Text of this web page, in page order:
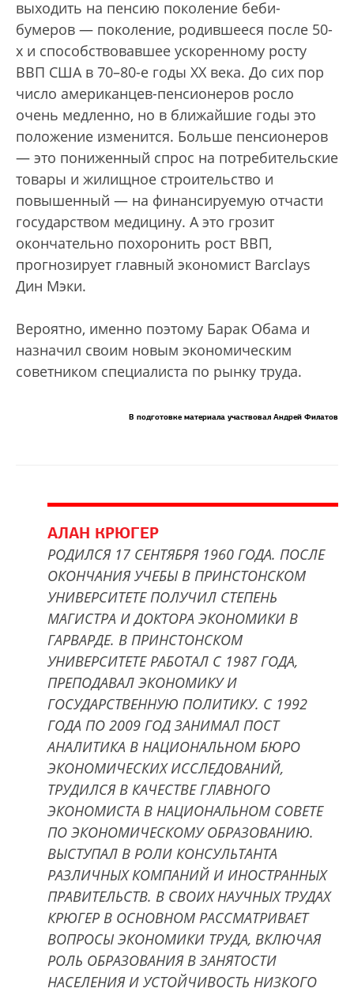
выходить на пенсию поколение беби-
бумеров — поколение, родившееся после 50-
х и способствовавшее ускоренному росту
ВВП США в 70–80-е годы ХХ века. До сих пор
число американцев-пенсионеров росло
очень медленно, но в ближайшие годы это
положение изменится. Больше пенсионеров
— это пониженный спрос на потребительские
товары и жилищное строительство и
повышенный — на финансируемую отчасти
государством медицину. А это грозит
окончательно похоронить рост ВВП,
прогнозирует главный экономист Barclays
Дин Мэки.
Вероятно, именно поэтому Барак Обама и
назначил своим новым экономическим
советником специалиста по рынку труда.
В подготовке материала участвовал Андрей Филатов
АЛАН КРЮГЕР
РОДИЛСЯ 17 СЕНТЯБРЯ 1960 ГОДА. ПОСЛЕ
ОКОНЧАНИЯ УЧЕБЫ В ПРИНСТОНСКОМ
УНИВЕРСИТЕТЕ ПОЛУЧИЛ СТЕПЕНЬ
МАГИСТРА И ДОКТОРА ЭКОНОМИКИ В
ГАРВАРДЕ. В ПРИНСТОНСКОМ
УНИВЕРСИТЕТЕ РАБОТАЛ С 1987 ГОДА,
ПРЕПОДАВАЛ ЭКОНОМИКУ И
ГОСУДАРСТВЕННУЮ ПОЛИТИКУ. С 1992
ГОДА ПО 2009 ГОД ЗАНИМАЛ ПОСТ
АНАЛИТИКА В НАЦИОНАЛЬНОМ БЮРО
ЭКОНОМИЧЕСКИХ ИССЛЕДОВАНИЙ,
ТРУДИЛСЯ В КАЧЕСТВЕ ГЛАВНОГО
ЭКОНОМИСТА В НАЦИОНАЛЬНОМ СОВЕТЕ
ПО ЭКОНОМИЧЕСКОМУ ОБРАЗОВАНИЮ.
ВЫСТУПАЛ В РОЛИ КОНСУЛЬТАНТА
РАЗЛИЧНЫХ КОМПАНИЙ И ИНОСТРАННЫХ
ПРАВИТЕЛЬСТВ. В СВОИХ НАУЧНЫХ ТРУДАХ
КРЮГЕР В ОСНОВНОМ РАССМАТРИВАЕТ
ВОПРОСЫ ЭКОНОМИКИ ТРУДА, ВКЛЮЧАЯ
РОЛЬ ОБРАЗОВАНИЯ В ЗАНЯТОСТИ
НАСЕЛЕНИЯ И УСТОЙЧИВОСТЬ НИЗКОГО